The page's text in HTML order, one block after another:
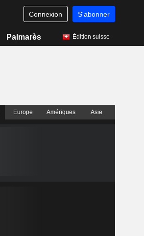
Connexion S'abonner
Palmarès Édition suisse
Europe Amériques Asie